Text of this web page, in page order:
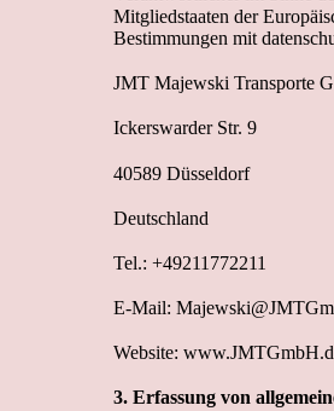
Mitgliedstaaten der
Bestimmungen mit
JMT Majewski Transporte
Ickerswarder Str. 9
40589 Düsseldorf
Deutschland
Tel.: +49211772211
E-Mail:
Website:
3. Erfassung von